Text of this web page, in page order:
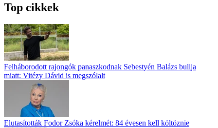
Top cikkek
Felháborodott rajongók panaszkodnak Sebestyén Balázs bulija
miatt: Vitézy Dávid is megszólalt
Elutasították Fodor Zsóka kérelmét: 84 évesen kell költöznie